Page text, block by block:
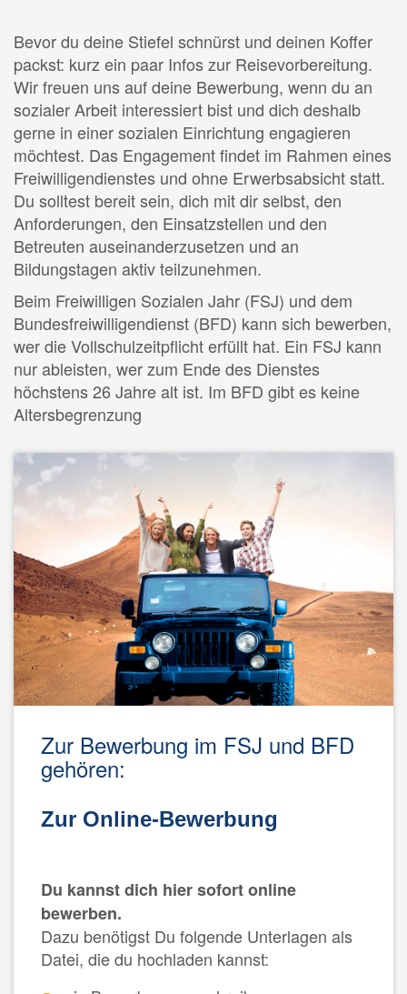
Bevor du deine Stiefel schnürst und deinen Koffer
packst: kurz ein paar Infos zur Reisevorbereitung.
Wir freuen uns auf deine Bewerbung, wenn du an
sozialer Arbeit interessiert bist und dich deshalb
gerne in einer sozialen Einrichtung engagieren
möchtest. Das Engagement findet im Rahmen eines
Freiwilligendienstes und ohne Erwerbsabsicht statt.
Du solltest bereit sein, dich mit dir selbst, den
Anforderungen, den Einsatzstellen und den
Betreuten auseinanderzusetzen und an
Bildungstagen aktiv teilzunehmen.
Beim Freiwilligen Sozialen Jahr (FSJ) und dem
Bundesfreiwilligendienst (BFD) kann sich bewerben,
wer die Vollschulzeitpflicht erfüllt hat. Ein FSJ kann
nur ableisten, wer zum Ende des Dienstes
höchstens 26 Jahre alt ist. Im BFD gibt es keine
Altersbegrenzung
Zur Bewerbung im FSJ und BFD
gehören:
Zur Online-Bewerbung
Du kannst dich hier sofort online
bewerben.
Dazu benötigst Du folgende Unterlagen als
Datei, die du hochladen kannst: